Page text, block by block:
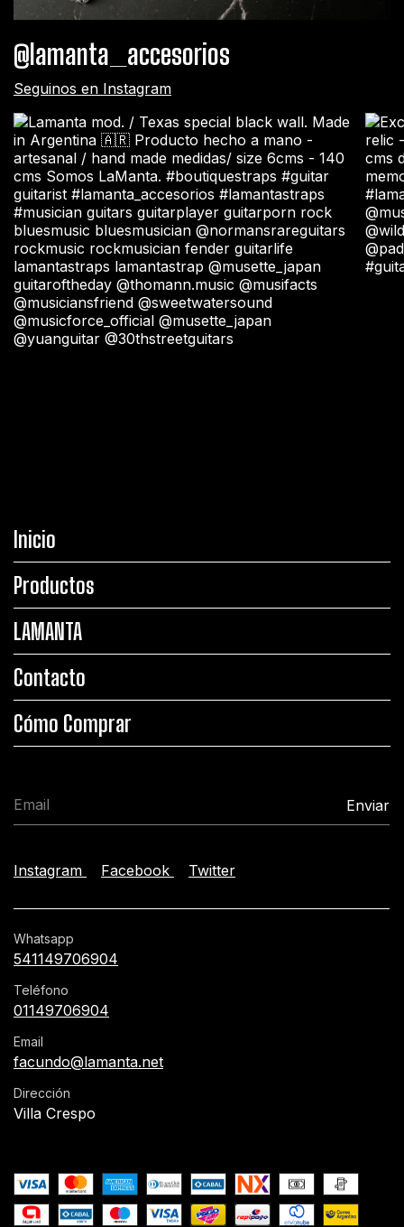
@lamanta_accesorios
Seguinos en Instagram
Inicio
Productos
LAMANTA
Contacto
Cómo Comprar
Instagram Facebook Twitter
Whatsapp
541149706904
Teléfono
01149706904
Email
facundo@lamanta.net
Dirección
Villa Crespo